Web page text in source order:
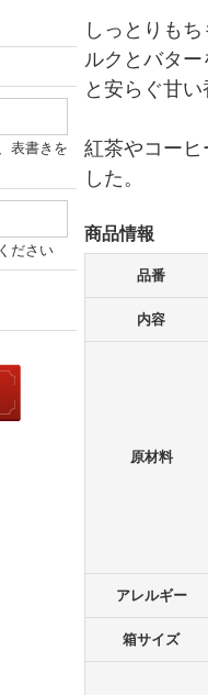
しっとりも
ルクとバタ
と安らぐ甘い
紅茶やコーヒ
した。
商品情報
品番
内容
原材料
アレルギー
箱サイズ
表書きを
ださい